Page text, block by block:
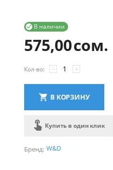
В наличии

575,00сом.
Кол-во: +
−
В КОРЗИНУ
Купить в один клик
Бренд: W&D